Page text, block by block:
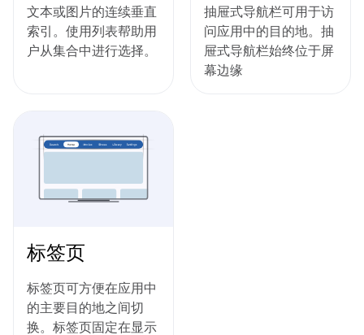
文本或图片的连续垂直
索引。使用列表帮助用
户从集合中进行选择。
抽屉式导航栏可用于访
问应用中的目的地。抽
屉式导航栏始终位于屏
幕边缘
标签页
标签页可方便在应用中
的主要目的地之间切
换。标签页固定在显示